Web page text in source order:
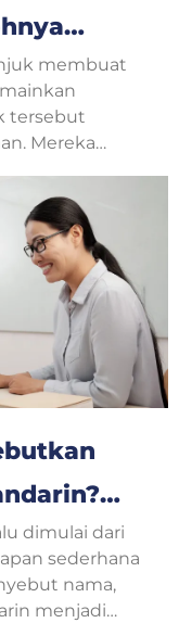
membuat
tersebut
Mereka
disebut
dimulai dari
sederhana
nama,
menjadi